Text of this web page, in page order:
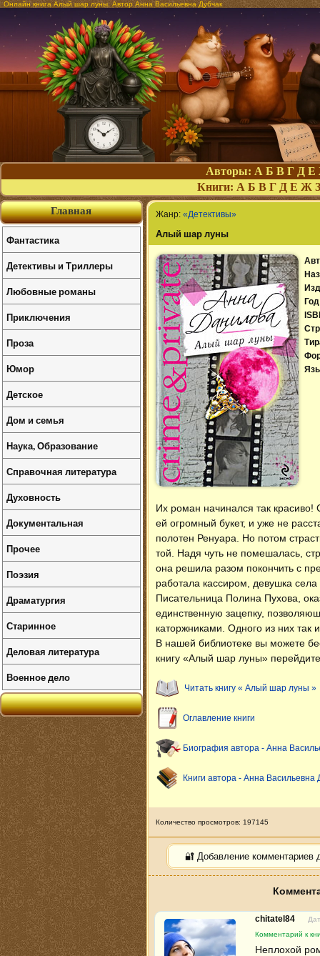
Онлайн книга Алый шар луны. Автор Анна Васильевна Дубчак
Авторы: А Б В Г Д Е
Книги: А Б В Г Д Е Ж З
Жанр: «Детективы»
Алый шар луны
Их роман начинался так красиво!
ей огромный букет, и уже не
полотен Ренуара. Но потом
той. Надя чуть не помешалась,
она решила разом покончить с
работала кассиром, девушка
Писательница Полина Пухова,
единственную зацепку,
каторжниками. Одного из них
В нашей библиотеке вы можете
книгу «Алый шар луны»
Читать книгу « Алый шар луны »
Оглавление книги
Биография автора - Анна
Книги автора - Анна Васильевна
Количество просмотров: 197145
🔐 Добавление комментариев
chitatel84
Комментарий к
Неплохой
Главная
Фантастика
Детективы и Триллеры
Любовные романы
Приключения
Проза
Юмор
Детское
Дом и семья
Наука, Образование
Справочная литература
Духовность
Документальная
Прочее
Поэзия
Драматургия
Старинное
Деловая литература
Военное дело